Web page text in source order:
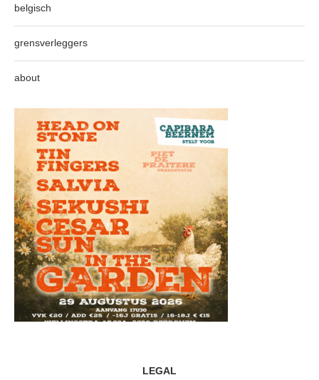
belgisch
grensverleggers
about
LEGAL